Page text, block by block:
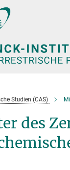
Studien (CAS)
des